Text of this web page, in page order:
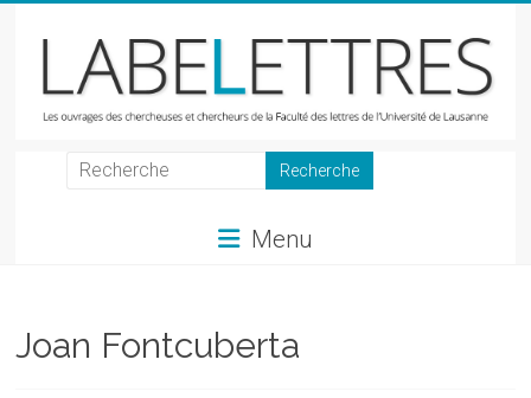
LabeLettres
et
chercheurs
Menu
Joan Fontcuberta